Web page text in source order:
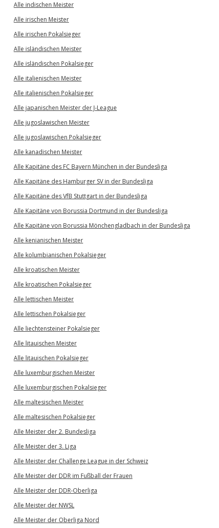
Alle indischen Meister
Alle irischen Meister
Alle irischen Pokalsieger
Alle isländischen Meister
Alle isländischen Pokalsieger
Alle italienischen Meister
Alle italienischen Pokalsieger
Alle japanischen Meister der J-League
Alle jugoslawischen Meister
Alle jugoslawischen Pokalsieger
Alle kanadischen Meister
Alle Kapitäne des FC Bayern München in der Bundesliga
Alle Kapitäne des Hamburger SV in der Bundesliga
Alle Kapitäne des VfB Stuttgart in der Bundesliga
Alle Kapitäne von Borussia Dortmund in der Bundesliga
Alle Kapitäne von Borussia Mönchengladbach in der Bundesliga
Alle kenianischen Meister
Alle kolumbianischen Pokalsieger
Alle kroatischen Meister
Alle kroatischen Pokalsieger
Alle lettischen Meister
Alle lettischen Pokalsieger
Alle liechtensteiner Pokalsieger
Alle litauischen Meister
Alle litauischen Pokalsieger
Alle luxemburgischen Meister
Alle luxemburgischen Pokalsieger
Alle maltesischen Meister
Alle maltesischen Pokalsieger
Alle Meister der 2. Bundesliga
Alle Meister der 3. Liga
Alle Meister der Challenge League in der Schweiz
Alle Meister der DDR im Fußball der Frauen
Alle Meister der DDR-Oberliga
Alle Meister der NWSL
Alle Meister der Oberliga Nord